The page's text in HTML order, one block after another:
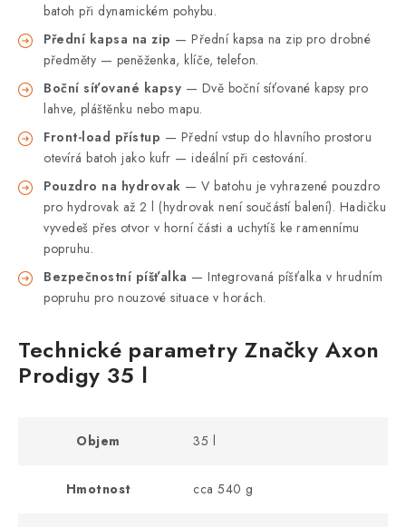
batoh při dynamickém pohybu.
Přední kapsa na zip — Přední kapsa na zip pro drobné
předměty — peněženka, klíče, telefon.
Boční síťované kapsy — Dvě boční síťované kapsy pro
lahve, pláštěnku nebo mapu.
Front-load přístup — Přední vstup do hlavního prostoru
otevírá batoh jako kufr — ideální při cestování.
Pouzdro na hydrovak — V batohu je vyhrazené pouzdro
pro hydrovak až 2 l (hydrovak není součástí balení). Hadičku
vyvedeš přes otvor v horní části a uchytíš ke ramennímu
popruhu.
Bezpečnostní píšťalka — Integrovaná píšťalka v hrudním
popruhu pro nouzové situace v horách.
Technické parametry Značky Axon
Prodigy 35 l
Objem 35 l
Hmotnost cca 540 g